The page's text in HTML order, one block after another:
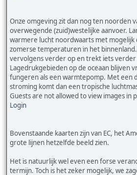
Onze omgeving zit dan nog ten noorden
overwegende (zuid)westelijke aanvoer.
warmere lucht noordwaarts met mogelijk
zomerse temperaturen in het
vervolgens verder op en trekt iets verder
Lagedrukgebieden op de oceaan blijven
fungeren als een warmtepomp. Met een
stroming komt dan een tropische
Guests are not allowed to view images in
Login
Bovenstaande kaarten zijn van EC, het
grote lijnen hetzelfde beeld zien.
Het is natuurlijk wel even een forse
termijn. Toch is het zeker mogelijk, we